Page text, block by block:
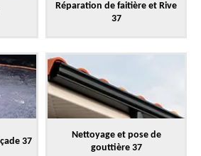
Réparation de faitière et Rive
37
37
Nettoyage et pose de
gouttière 37